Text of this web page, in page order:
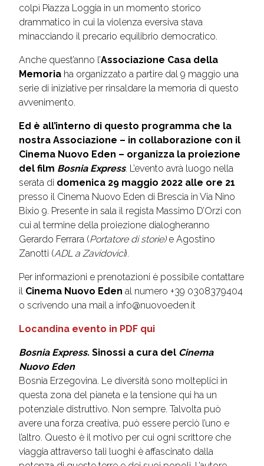
colpì Piazza Loggia in un momento storico
drammatico in cui la violenza eversiva stava
minacciando il precario equilibrio democratico.
Anche quest’anno l’Associazione Casa della
Memoria ha organizzato a partire dal 9 maggio una
serie di iniziative per rinsaldare la memoria di questo
avvenimento.
Ed è all’interno di questo programma che la
nostra Associazione – in collaborazione con il
Cinema Nuovo Eden – organizza la proiezione
del film Bosnia Express. L’evento avrà luogo nella
serata di domenica 29 maggio 2022 alle ore 21
presso il Cinema Nuovo Eden di Brescia in Via Nino
Bixio 9. Presente in sala il regista Massimo D’Orzi con
cui al termine della proiezione dialogheranno
Gerardo Ferrara (Portatore di storie) e Agostino
Zanotti (ADL a Zavidovici).
Per informazioni e prenotazioni è possibile contattare
il Cinema Nuovo Eden al numero +39 0308379404
o scrivendo una mail a info@nuovoeden.it
Locandina evento in PDF qui
Bosnia Express. Sinossi a cura del Cinema
Nuovo Eden
Bosnia Erzegovina. Le diversità sono molteplici in
questa zona del pianeta e la tensione qui ha un
potenziale distruttivo. Non sempre. Talvolta può
avere una forza creativa, può essere perciò l’uno e
l’altro. Questo è il motivo per cui ogni scrittore che
viaggia attraverso tali luoghi è affascinato dalla